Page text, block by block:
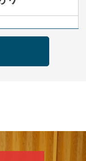
」／桂三度「青
ご会予約事務局